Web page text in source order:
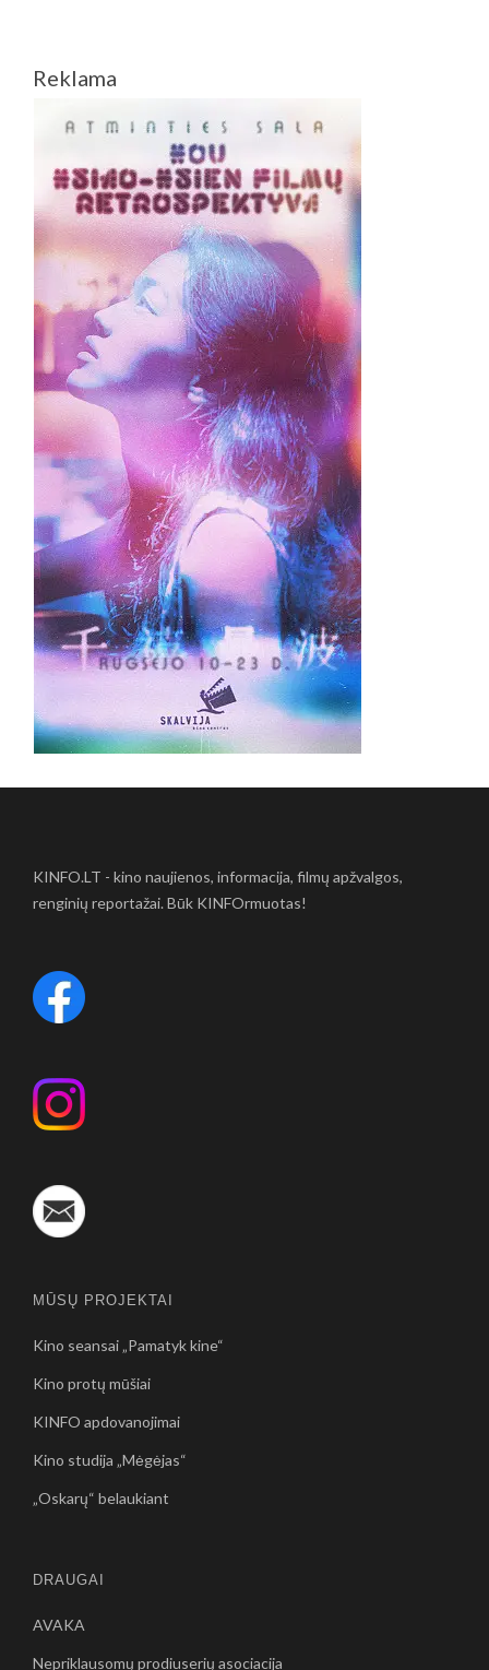
Reklama
KINFO.LT - kino naujienos, informacija, filmų apžvalgos,
renginių reportažai. Būk KINFOrmuotas!
MŪSŲ PROJEKTAI
Kino seansai „Pamatyk kine“
Kino protų mūšiai
KINFO apdovanojimai
Kino studija „Mėgėjas“
„Oskarų“ belaukiant
DRAUGAI
AVAKA
Nepriklausomų prodiuserių asociacija